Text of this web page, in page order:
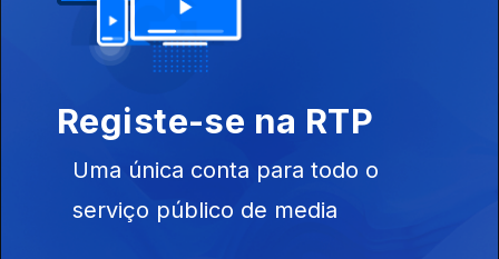
Disponível para iOS, Android, Apple TV, Android TV e
Registe-se na RTP
Uma única conta para todo o
serviço público de media